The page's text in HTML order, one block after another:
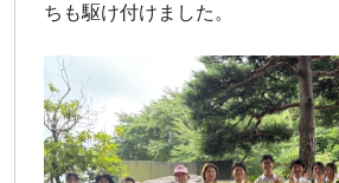
ちも駆け付けました。